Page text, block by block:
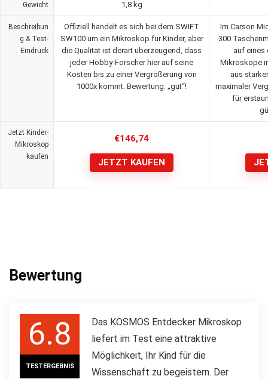
Gewicht
Beschreibun
g & Test-
Eindruck
Jetzt Kinder-
Mikroskop
kaufen
1,8 kg
Offiziell handelt es sich bei dem SWIFT
SW100 um ein Mikroskop für Kinder, aber
die Qualität ist derart überzeugend, dass
jeder Hobby-Forscher hier auf seine
Kosten bis zu einer Vergrößerung von
1000x kommt. Bewertung: „gut“!
€146,74
JETZT KAUFEN
Im Carson
300
auf eines
Mikroskope
aus
maximaler
für
Bewertung
6.8
TESTERGEBNIS
Das KOSMOS Entdecker Mikroskop
liefert im Test eine attraktive
Möglichkeit, Ihr Kind für die
Wissenschaft zu begeistern. Der